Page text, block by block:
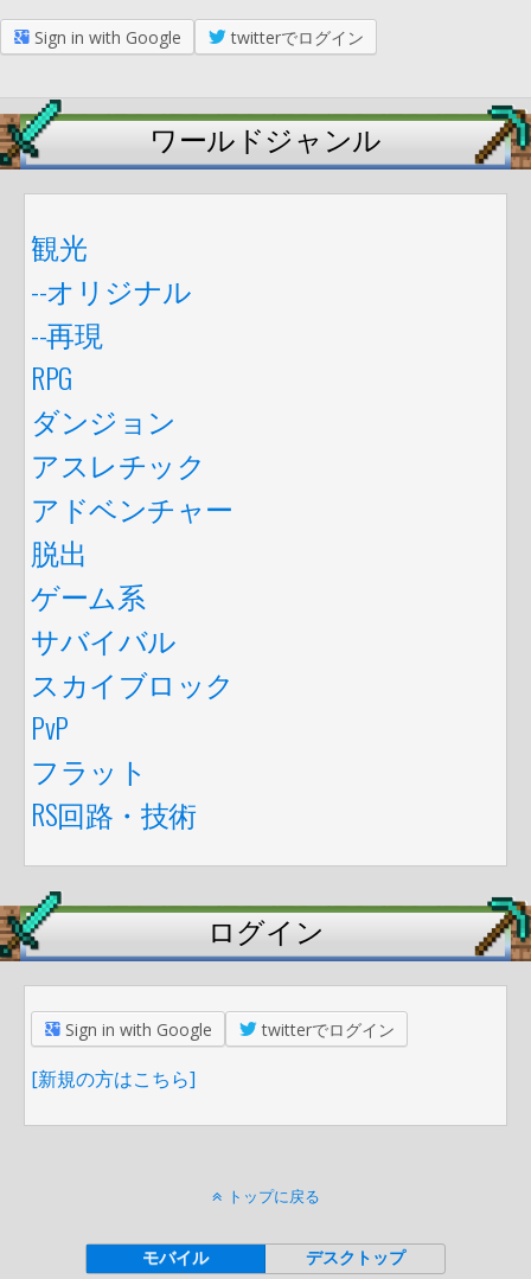
Sign in with Google twitterでログイン
ワールドジャンル
観光
--オリジナル
--再現
RPG
ダンジョン
アスレチック
アドベンチャー
脱出
ゲーム系
サバイバル
スカイブロック
PvP
フラット
RS回路・技術
ログイン
Sign in with Google twitterでログイン
[新規の方はこちら]
トップに戻る
モバイル デスクトップ